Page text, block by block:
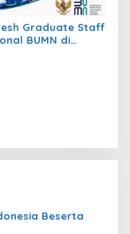
Graduate Staff
BUMN di
Beserta